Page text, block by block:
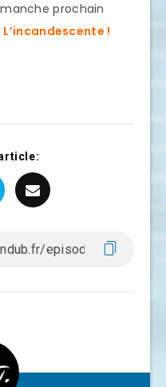
prochain
L’incandescente !